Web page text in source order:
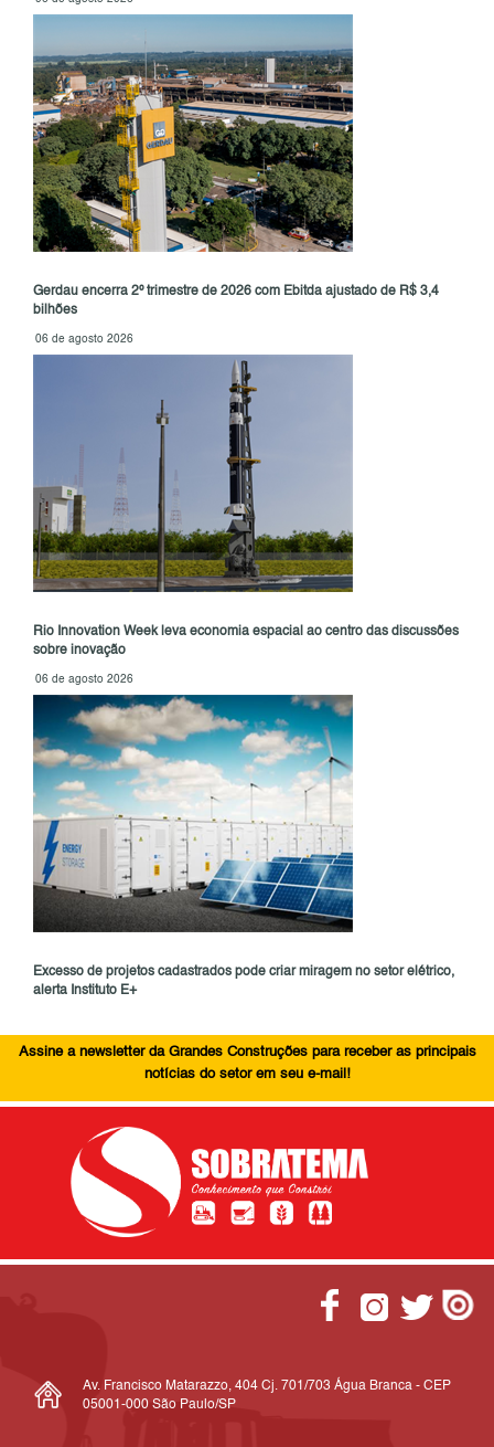
Gerdau encerra 2º trimestre de 2026 com Ebitda ajustado de R$ 3,4
bilhões
06 de agosto 2026
Rio Innovation Week leva economia espacial ao centro das discussões
sobre inovação
06 de agosto 2026
Excesso de projetos cadastrados pode criar miragem no setor elétrico,
alerta Instituto E+
Assine a newsletter da Grandes Construções para receber as principais
notícias do setor em seu e-mail!
Av. Francisco Matarazzo, 404 Cj. 701/703 Água Branca - CEP
05001-000 São Paulo/SP